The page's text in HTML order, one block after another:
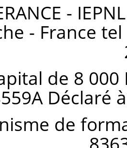
-
- France
de 8 000
Déclaré
de